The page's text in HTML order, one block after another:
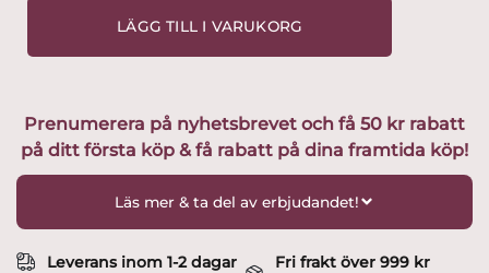
1L
Birger
Kaipianen
mängd
LÄGG TILL I VARUKORG
Prenumerera på nyhetsbrevet och få 50 kr rabatt
på ditt första köp & få rabatt på dina framtida köp!
Läs mer & ta del av erbjudandet!
Leverans inom 1-2 dagar
Fri frakt över 999 kr